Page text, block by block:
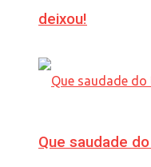
deixou!
Que saudade